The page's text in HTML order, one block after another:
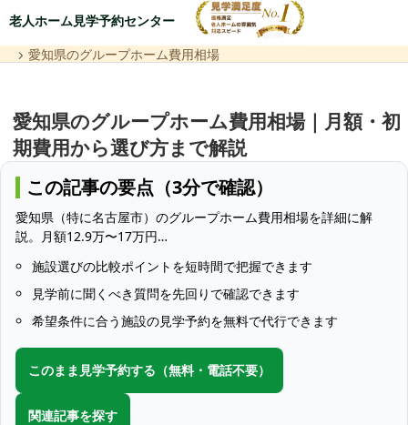
老人ホーム見学予約センター
愛知県のグループホーム費用相場
愛知県のグループホーム費用相場｜月額・初
期費用から選び方まで解説
この記事の要点（3分で確認）
愛知県（特に名古屋市）のグループホーム費用相場を詳細に解
説。月額12.9万〜17万円…
施設選びの比較ポイントを短時間で把握できます
見学前に聞くべき質問を先回りで確認できます
希望条件に合う施設の見学予約を無料で代行できます
このまま見学予約する（無料・電話不要）
関連記事を探す